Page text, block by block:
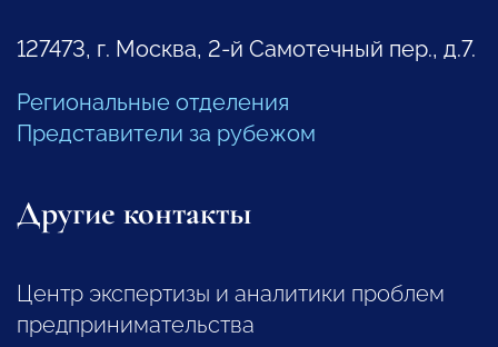
127473, г. Москва, 2-й Самотечный пер., д.7.
Региональные отделения
Представители за рубежом
Другие контакты
Центр экспертизы и аналитики проблем
предпринимательства